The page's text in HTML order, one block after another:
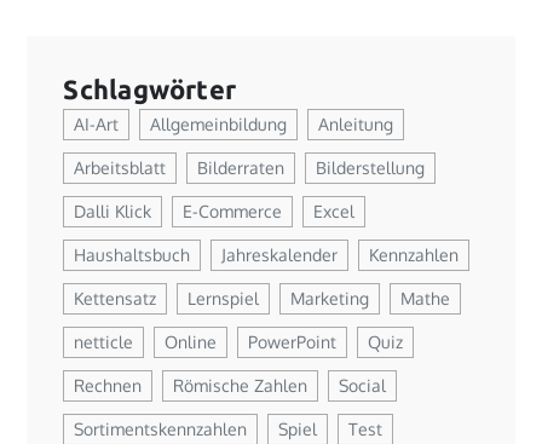
Schlagwörter
AI-Art Allgemeinbildung Anleitung
Arbeitsblatt Bilderraten Bilderstellung
Dalli Klick E-Commerce Excel
Haushaltsbuch Jahreskalender Kennzahlen
Kettensatz Lernspiel Marketing Mathe
netticle Online PowerPoint Quiz
Rechnen Römische Zahlen Social
Sortimentskennzahlen Spiel Test